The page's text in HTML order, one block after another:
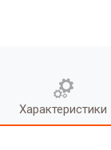
Характеристики